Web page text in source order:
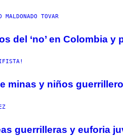
MALDONADO TOVAR
del ‘no’ en Colombia
minas y niños
guerrilleras y euforia